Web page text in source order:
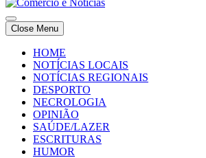
Comercio e Noticias
Notícias e Publicidade Online
Comercio e Noticias
Notícias e Publicidade Online
Close Menu
HOME
NOTÍCIAS LOCAIS
NOTÍCIAS REGIONAIS
DESPORTO
NECROLOGIA
OPINIÃO
SAÚDE/LAZER
ESCRITURAS
HUMOR